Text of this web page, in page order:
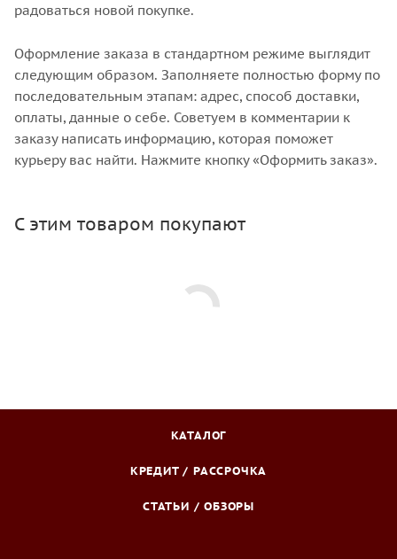
радоваться новой покупке.
Оформление заказа в стандартном режиме выглядит
следующим образом. Заполняете полностью форму по
последовательным этапам: адрес, способ доставки,
оплаты, данные о себе. Советуем в комментарии к
заказу написать информацию, которая поможет
курьеру вас найти. Нажмите кнопку «Оформить заказ».
С этим товаром покупают
КАТАЛОГ
КРЕДИТ / РАССРОЧКА
СТАТЬИ / ОБЗОРЫ